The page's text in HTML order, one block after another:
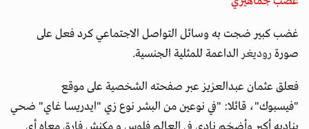
غضب كبير ضجت به وسائل التواصل الاجتماعي كرد فعل على
صورة روديغرالداعمة للمثلية الجنسية.
فعلق عثمان عبدالعزيز عبر صفحته الشخصية على موقع
"فيسبوك"، قائلا: "في نوعين من البشر نوع زي "ايدريسا غاي" ضحي